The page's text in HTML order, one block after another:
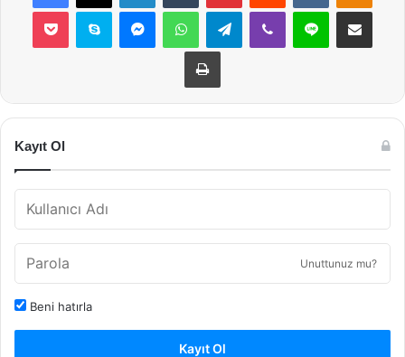
Pocket Skype MessengerWhatsAppTelegramViber Line E-Posta ile
Yazdır
Kayıt Ol
Unuttunuz mu?
Beni hatırla
Kayıt Ol